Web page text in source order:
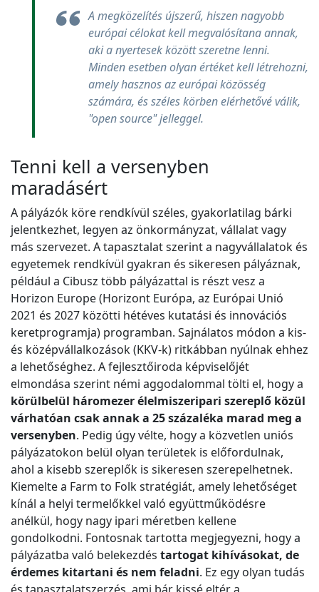
A megközelítés újszerű, hiszen nagyobb
európai célokat kell megvalósítana annak,
aki a nyertesek között szeretne lenni.
Minden esetben olyan értéket kell létrehozni,
amely hasznos az európai közösség
számára, és széles körben elérhetővé válik,
"open source" jelleggel.
Tenni kell a versenyben
maradásért
A pályázók köre rendkívül széles, gyakorlatilag bárki
jelentkezhet, legyen az önkormányzat, vállalat vagy
más szervezet. A tapasztalat szerint a nagyvállalatok és
egyetemek rendkívül gyakran és sikeresen pályáznak,
például a Cibusz több pályázattal is részt vesz a
Horizon Europe (Horizont Európa, az Európai Unió
2021 és 2027 közötti hétéves kutatási és innovációs
keretprogramja) programban. Sajnálatos módon a kis-
és középvállalkozások (KKV-k) ritkábban nyúlnak ehhez
a lehetőséghez. A fejlesztőiroda képviselőjét
elmondása szerint némi aggodalommal tölti el, hogy a
körülbelül háromezer élelmiszeripari szereplő közül
várhatóan csak annak a 25 százaléka marad meg a
versenyben. Pedig úgy vélte, hogy a közvetlen uniós
pályázatokon belül olyan területek is előfordulnak,
ahol a kisebb szereplők is sikeresen szerepelhetnek.
Kiemelte a Farm to Folk stratégiát, amely lehetőséget
kínál a helyi termelőkkel való együttműködésre
anélkül, hogy nagy ipari méretben kellene
gondolkodni. Fontosnak tartotta megjegyezni, hogy a
pályázatba való belekezdés tartogat kihívásokat, de
érdemes kitartani és nem feladni. Ez egy olyan tudás